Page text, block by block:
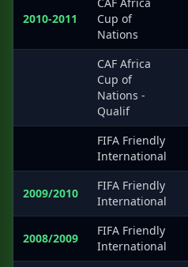
2010-2011
Cup of
Nations
CAF Africa
Cup of
Nations -
Qualif
FIFA Friendly
International
2009/2010
FIFA Friendly
International
2008/2009
FIFA Friendly
International